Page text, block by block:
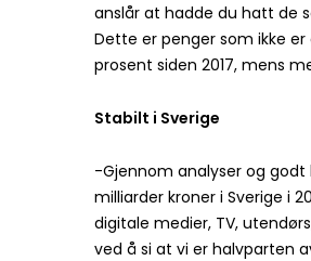
anslår at hadde du hatt de
Dette er penger som ikke
prosent siden 2017, mens
Stabilt i Sverige
-Gjennom analyser og godt
milliarder kroner i Sverige i
digitale medier, TV,
ved å si at vi er halvparten